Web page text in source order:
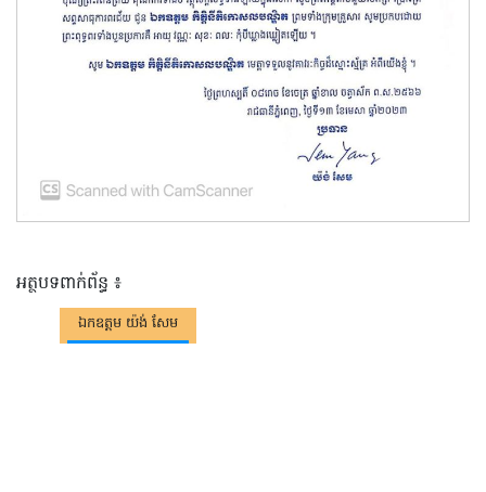
អត្ថបទពាក់ព័ន្ធ ៖
ឯកឧត្តម យ៉ង់ សែម